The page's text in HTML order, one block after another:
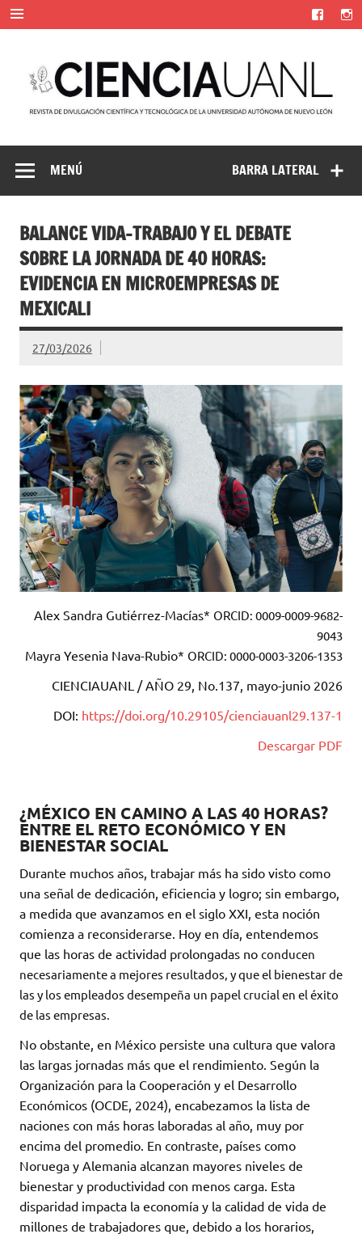
Saltar
contenido
Universidad Autónoma de Nuevo León
BARRA LATERAL
MENÚ
BALANCE VIDA-TRABAJO Y EL DEBATE
SOBRE LA JORNADA DE 40 HORAS:
EVIDENCIA EN MICROEMPRESAS DE
MEXICALI
27/03/2026
Alex Sandra Gutiérrez-Macías* ORCID: 0009-0009-9682-
9043
Mayra Yesenia Nava-Rubio* ORCID: 0000-0003-3206-1353
CIENCIAUANL / AÑO 29, No.137, mayo-junio 2026
DOI: https://doi.org/10.29105/cienciauanl29.137-1
Descargar PDF
¿MÉXICO EN CAMINO A LAS 40 HORAS?
ENTRE EL RETO ECONÓMICO Y EN
BIENESTAR SOCIAL
Durante muchos años, trabajar más ha sido visto como
una señal de dedicación, eficiencia y logro; sin embargo,
a medida que avanzamos en el siglo XXI, esta noción
comienza a reconsiderarse. Hoy en día, entendemos
que las horas de actividad prolongadas no conducen
necesariamente a mejores resultados, y que el bienestar de
las y los empleados desempeña un papel crucial en el éxito
de las empresas.
No obstante, en México persiste una cultura que valora
las largas jornadas más que el rendimiento. Según la
Organización para la Cooperación y el Desarrollo
Económicos (OCDE, 2024), encabezamos la lista de
naciones con más horas laboradas al año, muy por
encima del promedio. En contraste, países como
Noruega y Alemania alcanzan mayores niveles de
bienestar y productividad con menos carga. Esta
disparidad impacta la economía y la calidad de vida de
millones de trabajadores que, debido a los horarios,